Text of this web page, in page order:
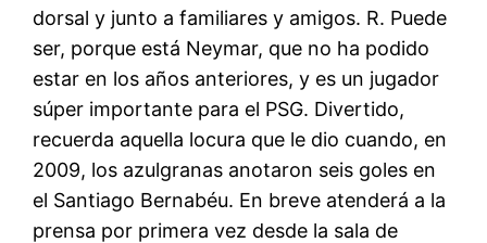
dorsal y junto a familiares y amigos. R. Puede
ser, porque está Neymar, que no ha podido
estar en los años anteriores, y es un jugador
súper importante para el PSG. Divertido,
recuerda aquella locura que le dio cuando, en
2009, los azulgranas anotaron seis goles en
el Santiago Bernabéu. En breve atenderá a la
prensa por primera vez desde la sala de